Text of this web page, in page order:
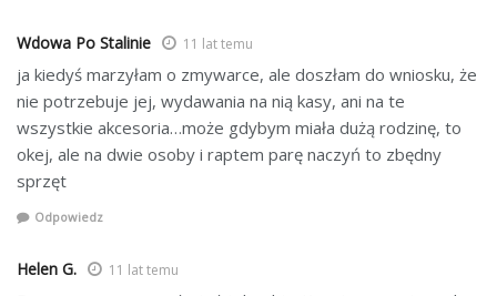
Wdowa Po Stalinie 11 lat temu
ja kiedyś marzyłam o zmywarce, ale doszłam do wniosku, że
nie potrzebuje jej, wydawania na nią kasy, ani na te
wszystkie akcesoria…może gdybym miała dużą rodzinę, to
okej, ale na dwie osoby i raptem parę naczyń to zbędny
sprzęt
Odpowiedz
Helen G. 11 lat temu